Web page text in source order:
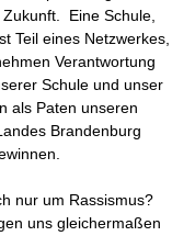
Eine Schule,
Teil eines Netzwerkes,
Verantwortung
Schule und unser
als Paten unseren
Brandenburg
nur um Rassismus?
uns gleichermaßen